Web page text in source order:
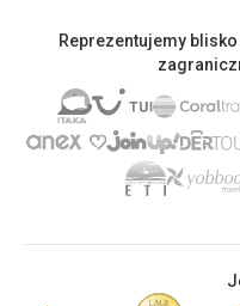
Reprezentujemy